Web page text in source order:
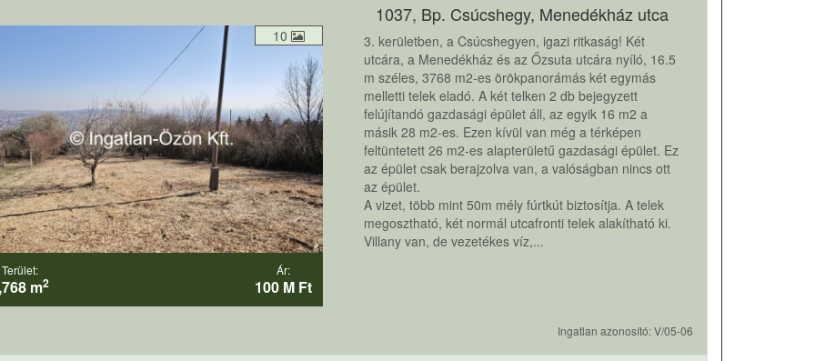
10
Terület:
m2
Ár:
100 M Ft
1037, Bp. Csúcshegy, Menedékház utca
3. kerületben, a Csúcshegyen, igazi ritkaság! Két
utcára, a Menedékház és az Őzsuta utcára nyíló, 16.5
m széles, 3768 m2-es örökpanorámás két egymás
melletti telek eladó. A két telken 2 db bejegyzett
felújítandó gazdasági épület áll, az egyik 16 m2 a
másik 28 m2-es. Ezen kívül van még a térképen
feltüntetett 26 m2-es alapterületű gazdasági épület. Ez
az épület csak berajzolva van, a valóságban nincs ott
az épület.
A vizet, több mint 50m mély fúrtkút biztosítja. A telek
megosztható, két normál utcafronti telek alakítható ki.
Villany van, de vezetékes víz,...
Ingatlan azonosító: V/05-06